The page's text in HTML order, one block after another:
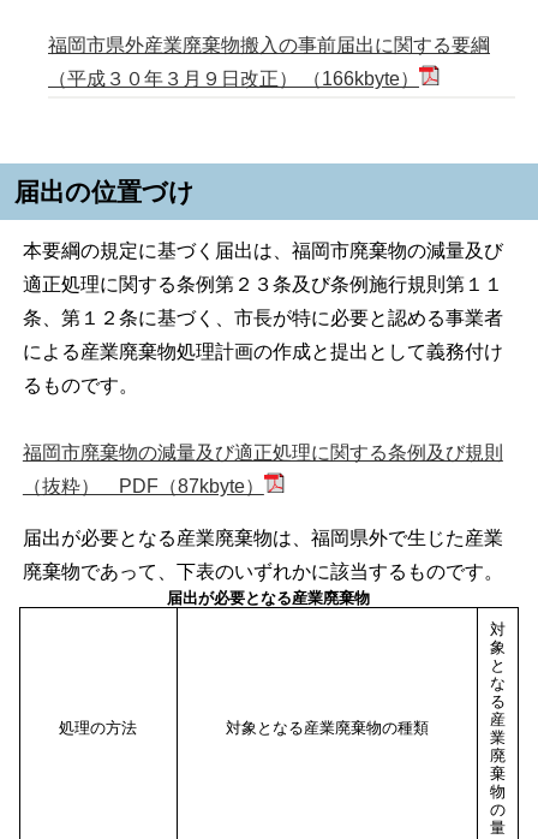
福岡市県外産業廃棄物搬入の事前届出に関する要綱
（平成３０年３月９日改正） （166kbyte）
届出の位置づけ
本要綱の規定に基づく届出は、福岡市廃棄物の減量及び
適正処理に関する条例第２３条及び条例施行規則第１１
条、第１２条に基づく、市長が特に必要と認める事業者
による産業廃棄物処理計画の作成と提出として義務付け
るものです。
福岡市廃棄物の減量及び適正処理に関する条例及び規則
（抜粋） PDF（87kbyte）
届出が必要となる産業廃棄物は、福岡県外で生じた産業
廃棄物であって、下表のいずれかに該当するものです。
届出が必要となる産業廃棄物
処理の方法 対象となる産業廃棄物の種類
対
象
と
な
る
産
業
廃
棄
物
の
量